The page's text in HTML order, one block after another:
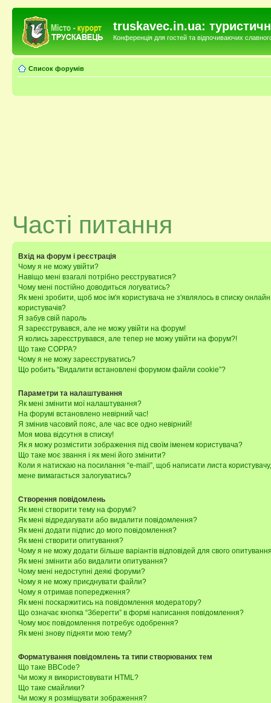
truskavec.in.ua:
Конференція для гостей та відпочиваючих
Список форумів
Часті питання
Вхід на форум і реєстрація
Чому я не можу увійти?
Навіщо мені взагалі потрібно реєструватися?
Чому мені постійно доводиться логуватись?
Як мені зробити, щоб моє ім'я користувача не з'являлось в списку онлайн
користувачів?
Я забув свій пароль
Я зареєструвався, але не можу увійти на форум!
Я колись зареєструвався, але тепер не можу увійти на форум?!
Що таке COPPA?
Чому я не можу зареєструватись?
Що робить “Видалити встановлені форумом файли cookie”?
Параметри та налаштування
Як мені змінити мої налаштування?
На форумі встановлено невірний час!
Я змінив часовий пояс, але час все одно невірний!
Моя мова відсутня в списку!
Як я можу розмістити зображення під своїм іменем користувача?
Що таке моє звання і як мені його змінити?
Коли я натискаю на посилання “e-mail”, щоб написати листа користувачу,
мене вимагається залогуватись?
Створення повідомлень
Як мені створити тему на форумі?
Як мені відредагувати або видалити повідомлення?
Як мені додати підпис до мого повідомлення?
Як мені створити опитування?
Чому я не можу додати більше варіантів відповідей для свого
Як мені змінити або видалити опитування?
Чому мені недоступні деякі форуми?
Чому я не можу приєднувати файли?
Чому я отримав попередження?
Як мені поскаржитись на повідомлення модератору?
Що означає кнопка “Зберегти” в формі написання повідомлення?
Чому моє повідомлення потребує одобрення?
Як мені знову підняти мою тему?
Форматування повідомлень та типи створюваних тем
Що таке BBCode?
Чи можу я використовувати HTML?
Що таке смайлики?
Чи можу я розміщувати зображення?